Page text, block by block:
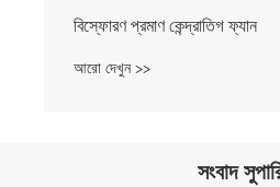
বিস্ফোরণ প্রমাণ কেন্দ্রাতিগ ফ্যান
আরো দেখুন >>
সংবাদ